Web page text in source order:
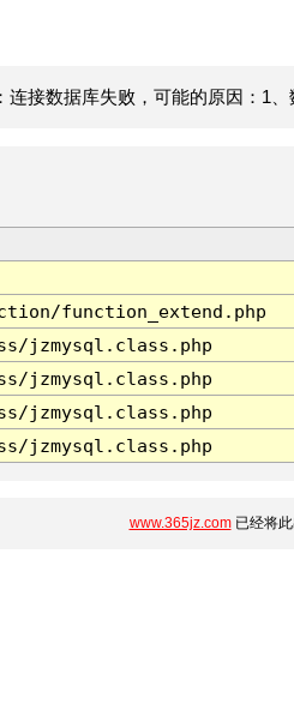
连接数据库失败，可能的原因：1
function_extend.php
jzmysql.class.php
jzmysql.class.php
jzmysql.class.php
jzmysql.class.php
www.365jz.com已经将此